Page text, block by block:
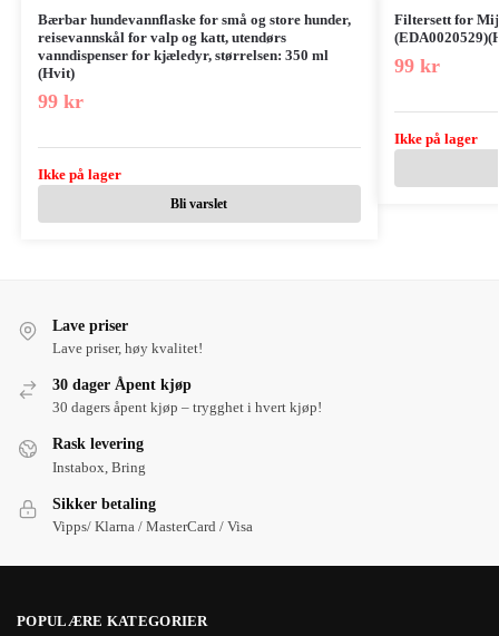
Bærbar hundevannflaske for små og store hunder,
reisevannskål for valp og katt, utendørs
vanndispenser for kjæledyr, størrelsen: 350 ml
(Hvit)
99 kr
Ikke på lager
Bli varslet
Filtersett for
99 kr
Ikke på lager
Lave priser
Lave priser, høy kvalitet!
30 dager Åpent kjøp
30 dagers åpent kjøp – trygghet i hvert kjøp!
Rask levering
Instabox, Bring
Sikker betaling
Vipps/ Klarna / MasterCard / Visa
POPULÆRE KATEGORIER